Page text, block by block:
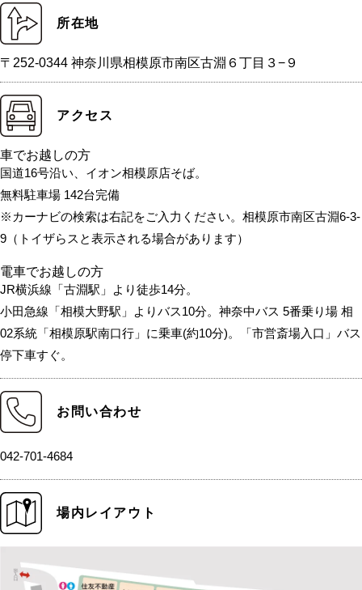
所在地
〒252-0344 神奈川県相模原市南区古淵６丁目３−９
アクセス
車でお越しの方
国道16号沿い、イオン相模原店そば。
無料駐車場 142台完備
※カーナビの検索は右記をご入力ください。相模原市南区古淵6-3-
9（トイザらスと表示される場合があります）
電車でお越しの方
JR横浜線「古淵駅」より徒歩14分。
小田急線「相模大野駅」よりバス10分。神奈中バス 5番乗り場 相
02系統「相模原駅南口行」に乗車(約10分)。「市営斎場入口」バス
停下車すぐ。
お問い合わせ
042-701-4684
場内レイアウト